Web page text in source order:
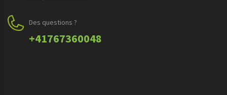
Des questions ?
+41767360048